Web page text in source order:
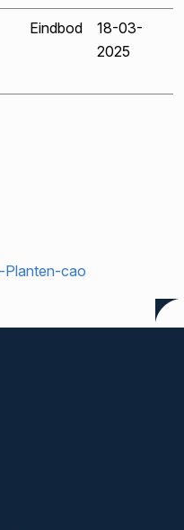
Eindbod
18-03-
2025
Planten-cao